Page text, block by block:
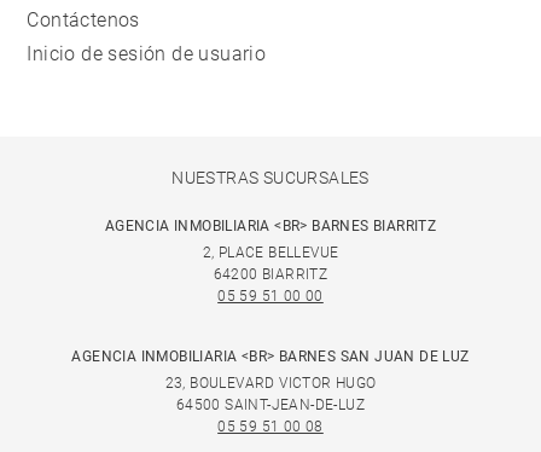
Contáctenos
Inicio de sesión de usuario
NUESTRAS SUCURSALES
AGENCIA INMOBILIARIA <BR> BARNES BIARRITZ
2, PLACE BELLEVUE
64200 BIARRITZ
05 59 51 00 00
AGENCIA INMOBILIARIA <BR> BARNES SAN JUAN DE LUZ
23, BOULEVARD VICTOR HUGO
64500 SAINT-JEAN-DE-LUZ
05 59 51 00 08